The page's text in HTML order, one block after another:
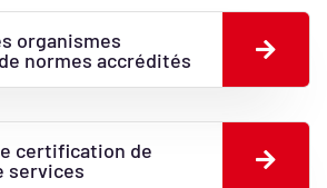
organismes
normes accrédités
certification de
services